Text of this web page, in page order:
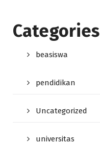
Categories
beasiswa
pendidikan
Uncategorized
universitas